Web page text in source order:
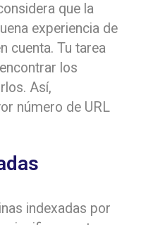
que la
experiencia de
cuenta. Tu tarea
los
Así,
número de URL
indexadas por